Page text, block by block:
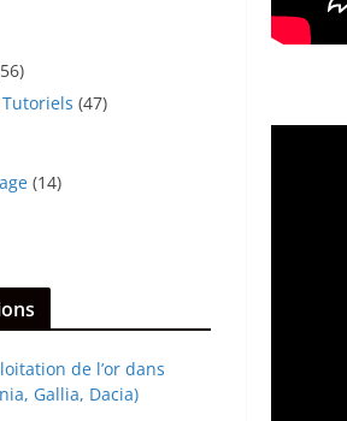
(47)
(14)
de l’or dans
Gallia, Dacia)